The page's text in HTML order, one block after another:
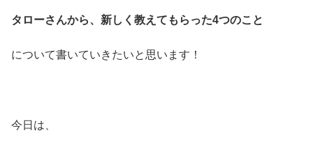
タローさんから、新しく教えてもらった4つのこと
について書いていきたいと思います！
今日は、